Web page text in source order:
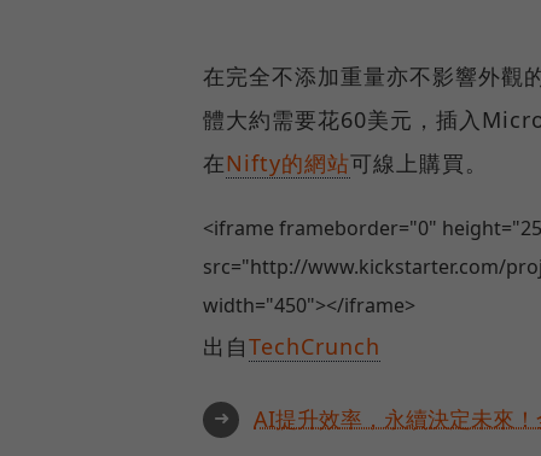
在完全不添加重量亦不影響外觀
體大約需要花60美元，插入
在Nifty的網站可線上購買。
<iframe frameborder="0"
src="http://www.kickstarter.com/
width="450"></iframe>
出自TechCrunch
➜ AI提升效率，永續決定未來